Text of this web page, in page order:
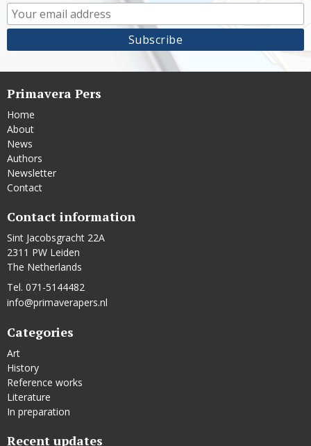
Primavera Pers
Home
About
News
Authors
Newsletter
Contact
Contact information
Sint Jacobsgracht 22A
2311 PW Leiden
The Netherlands
Tel. 071-5144482
info@primaverapers.nl
Categories
Art
History
Reference works
Literature
In preparation
Recent updates